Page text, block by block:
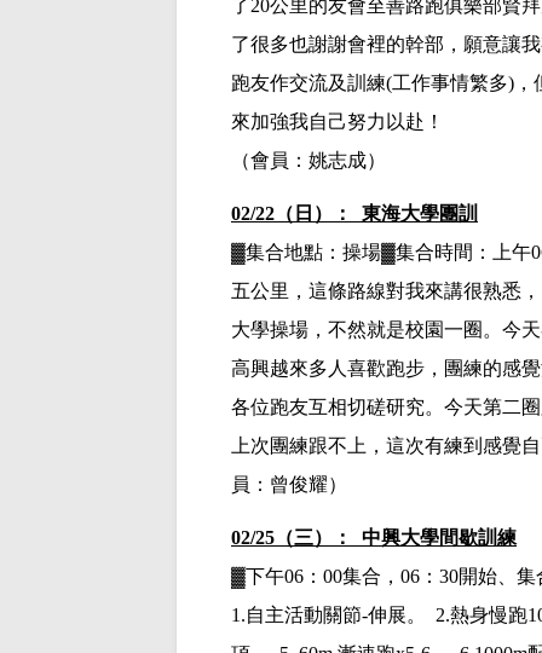
了20公里的友會至善路跑俱樂部賢
了很多也謝謝會裡的幹部，願意讓
跑友作交流及訓練(工作事情繁多)，
來加強我自己努力以赴！
（會員：姚志成）
02/22（日）： 東海大學團訓
▓集合地點：操場▓集合時間：上午
五公里，這條路線對我來講很熟悉
大學操場，不然就是校園一圈。今
高興越來多人喜歡跑步，團練的感
各位跑友互相切磋研究。今天第二
上次團練跟不上，這次有練到感覺
員：曾俊耀）
02/25（三）： 中興大學間歇訓練
▓下午06：00集合，06：30開始、
1.自主活動關節-伸展。 2.熱身慢跑